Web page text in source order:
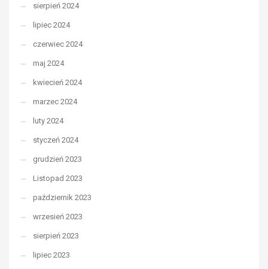
sierpień 2024
lipiec 2024
czerwiec 2024
maj 2024
kwiecień 2024
marzec 2024
luty 2024
styczeń 2024
grudzień 2023
Listopad 2023
październik 2023
wrzesień 2023
sierpień 2023
lipiec 2023